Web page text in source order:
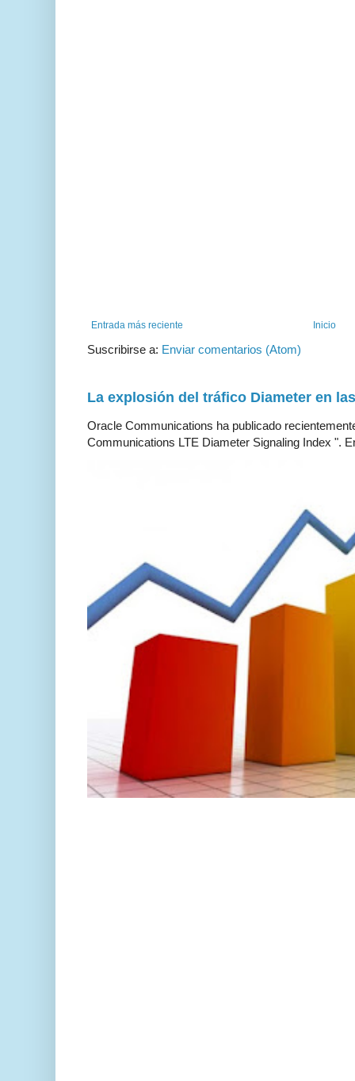
Entrada más reciente Inicio
Suscribirse a: Enviar comentarios (Atom)
La explosión del tráfico Diameter en
Oracle Communications ha publicado
Communications LTE Diameter Signaling Index ".